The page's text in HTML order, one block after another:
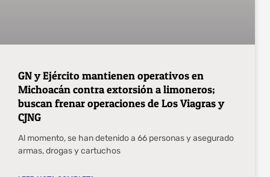
GN y Ejército mantienen operativos en
Michoacán contra extorsión a limoneros;
buscan frenar operaciones de Los Viagras y
CJNG
Al momento, se han detenido a 66 personas y asegurado
armas, drogas y cartuchos